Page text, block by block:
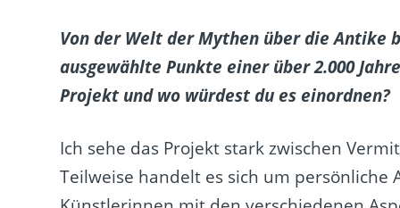
Von der Welt der Mythen über die Antike
ausgewählte Punkte einer über 2.000
Projekt und wo würdest du es einordnen?
Ich sehe das Projekt stark zwischen
Teilweise handelt es sich um